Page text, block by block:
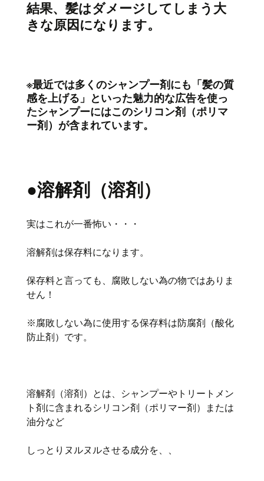
結果、髪はダメージしてしまう大
きな原因 になります。
※最近では多くのシャンプー剤にも「髪の質
感を上げる」といった魅力的な広告を使っ
たシャンプーにはこのシリコン剤（ポリマ
ー剤）が含まれています。
●溶解剤（溶剤）
実はこれが一番怖い・・・
溶解剤は保存料になります。
保存料と言っても、腐敗しない為の物ではありま
せん！
※腐敗しない為に使用する保存料は防腐剤（酸化
防止剤）です。
溶解剤（溶剤）とは、シャンプーやトリートメン
ト剤に含まれるシリコン剤（ポリマー剤）または
油分など
しっとりヌルヌルさせる成分を、、